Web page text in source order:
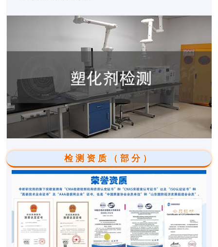
检测资质（部分）